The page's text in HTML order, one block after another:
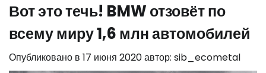
Вот это течь! BMW отзовёт по
всему миру 1,6 млн автомобилей
Опубликовано в 17 июня 2020автор: sib_ecometal